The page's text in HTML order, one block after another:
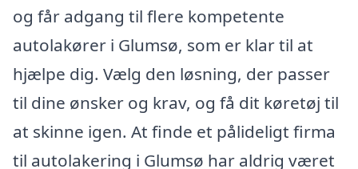
og får adgang til flere kompetente
autolakører i Glumsø, som er klar til at
hjælpe dig. Vælg den løsning, der passer
til dine ønsker og krav, og få dit køretøj til
at skinne igen. At finde et pålideligt firma
til autolakering i Glumsø har aldrig været